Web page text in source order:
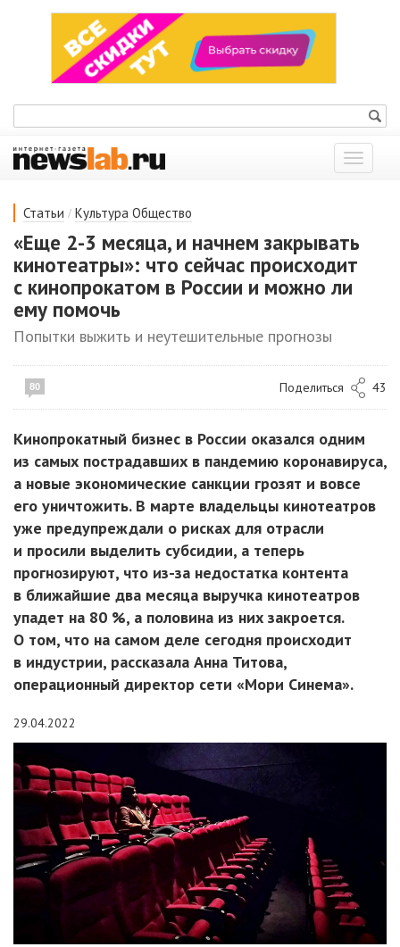
Показать
меню
Статьи / Культура Общество
«Еще 2-3 месяца, и начнем закрывать
кинотеатры»: что сейчас происходит
с кинопрокатом в России и можно ли
ему помочь
Попытки выжить и неутешительные прогнозы
80 Поделиться 43
Кинопрокатный бизнес в России оказался одним
из самых пострадавших в пандемию коронавируса,
а новые экономические санкции грозят и вовсе
его уничтожить. В марте владельцы кинотеатров
уже предупреждали о рисках для отрасли
и просили выделить субсидии, а теперь
прогнозируют, что из-за недостатка контента
в ближайшие два месяца выручка кинотеатров
упадет на 80 %, а половина из них закроется.
О том, что на самом деле сегодня происходит
в индустрии, рассказала Анна Титова,
операционный директор сети «Мори Синема».
29.04.2022